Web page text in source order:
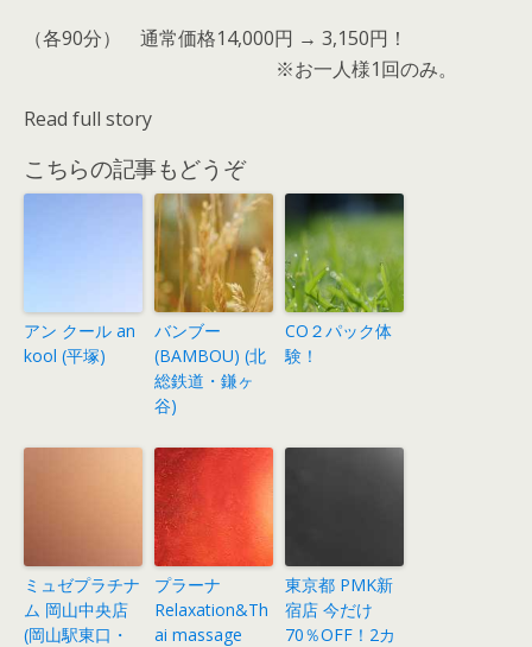
（各90分） 通常価格14,000円 → 3,150円！
※お一人様1回のみ。
Read full story
こちらの記事もどうぞ
アン クール an
kool (平塚)
バンブー
(BAMBOU) (北
総鉄道・鎌ヶ
谷)
CO２パック体
験！
ミュゼプラチナ
ム 岡山中央店
(岡山駅東口・
プラーナ
Relaxation&Th
ai massage
東京都 PMK新
宿店 今だけ
70％OFF！2カ